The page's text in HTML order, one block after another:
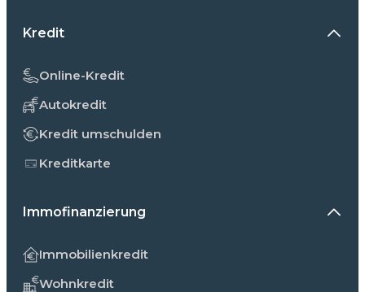
Kredit
Online-Kredit
Autokredit
Kredit umschulden
Kreditkarte
Immofinanzierung
Immobilienkredit
Wohnkredit